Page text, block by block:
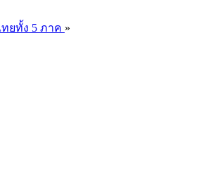
ยทั้ง 5 ภาค »